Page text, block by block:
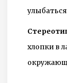
хлопки в